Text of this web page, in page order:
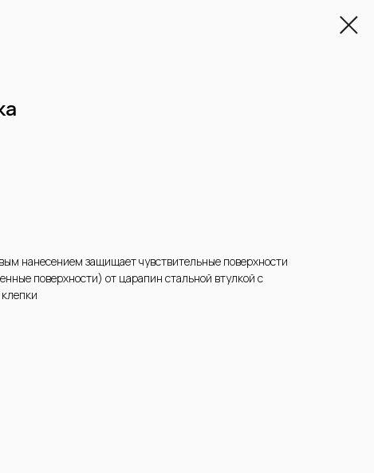
нанесением защищает чувствительные поверхности
поверхности) от царапин стальной втулкой с